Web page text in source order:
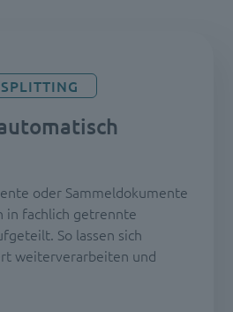
oder Sammeldokumente
in fachlich getrennte
So lassen sich
weiterverarbeiten und